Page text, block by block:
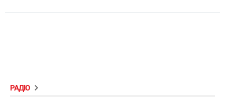
РАДІО